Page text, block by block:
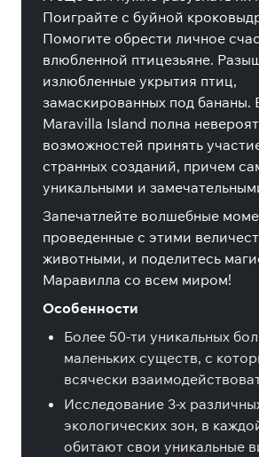
Поиграйте с буйной
Помогите обрести личное
влюбленной птицезьяне.
излюбленные укрытия птиц,
замаскированных под бананы.
Maravilla Island полна
возможностей принять
странных созданий, причем
уникальными и
Запечатлейте волшебные
проведенные с этими
животными, и поделитесь
Маравилла со всем миром!
Особенности
Более 50-ти уникальных
маленьких существ, с
всячески
Исследование 3-х
экологических зон, в
обитают свои уникальные